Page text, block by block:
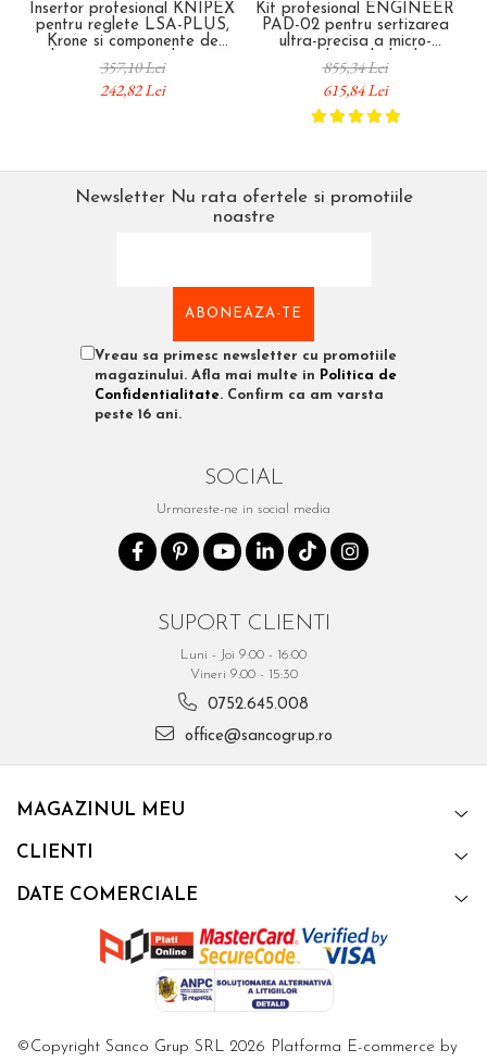
Insertor profesional KNIPEX
pentru reglete LSA-PLUS,
Krone si componente de
telecomunicatii similare, 175
mm, fabricat in Germania 97
40 10
357,10 Lei
242,82 Lei
Kit profesional ENGINEER
PAD-02 pentru sertizarea
ultra-precisa a micro-
conectorilor, include cleste
PAD-13 si accesorii Fabricat in
Japonia
855,34 Lei
615,84 Lei
Newsletter Nu rata ofertele si promotiile
noastre
Vreau sa primesc newsletter cu promotiile
magazinului. Afla mai multe in Politica de
Confidentialitate. Confirm ca am varsta
peste 16 ani.
SOCIAL
Urmareste-ne in social media
SUPORT CLIENTI
Luni - Joi 9:00 - 16:00
Vineri 9:00 - 15:30
0752.645.008
office@sancogrup.ro
MAGAZINUL MEU
CLIENTI
DATE COMERCIALE
©Copyright Sanco Grup SRL 2026 Platforma E-commerce by